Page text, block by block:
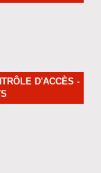
D'ACCÈS -